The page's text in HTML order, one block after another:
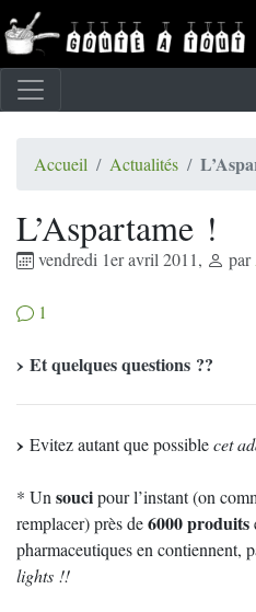
Accueil Actualités
L’Aspartame !
vendredi 1er avril 2011, par
1
Et quelques questions ??
Evitez autant que possiblecet
* Unsoucipour l’instant (on
remplacer) près de6000 produits
pharmaceutiques en contiennent,
lights !!